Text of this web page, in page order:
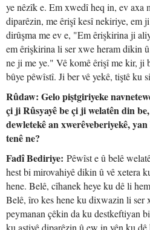
ye nêzîk e. Em xwedî heq in, ev axa
diparêzin, me êrişî kesî nekiriye, em
dirûşma me ev e, "Em êrişkirina ji
em êrişkirina li ser xwe heram dikin
ne ji me ye." Vê komê êrişî me kir, ji
bûye pêwîstî. Ji ber vê yekê, tiştê ku
Rûdaw: Gelo piştgiriyeke
çi ji Rûsyayê be çi ji welatên din
dewletekê an xwerêveberiyekê,
tenê ne?
Fadî Bediriye: Pêwîst e û belê
hest bi mirovahiyê dikin û vê xetera
hene. Belê, cîhanek heye ku dê li
Belê, îro kes hene ku dixwazin li ser
peymanan çêkin da ku destkeftiyan
ku aştiyê diparêzin û ew in yên ku